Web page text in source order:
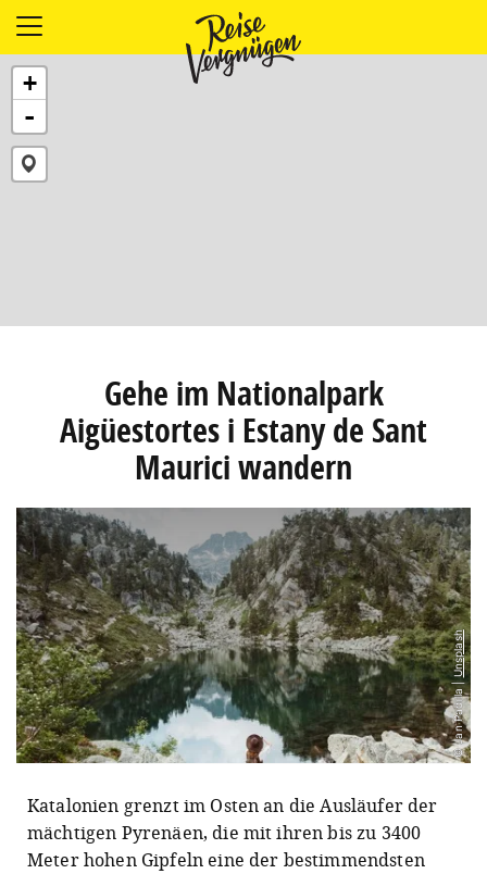
LÄNDER
FOOD
PLANUNG
OUTDOOR
+
-
Gehe im Nationalpark
Aigüestortes i Estany de Sant
Maurici wandern
© Jan Padilla |
Unsplash
Katalonien grenzt im Osten an die Ausläufer der
mächtigen Pyrenäen, die mit ihren bis zu 3400
Meter hohen Gipfeln eine der bestimmendsten